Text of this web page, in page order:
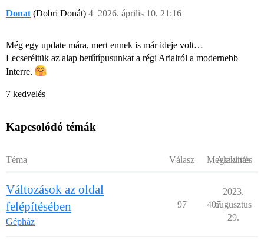
Donat (Dobri Donát) 2026. április 10. 21:16
4
Még egy update mára, mert ennek is már ideje volt…
Lecseréltük az alap betűtípusunkat a régi Arialról a modernebb
Interre.
7 kedvelés
Kapcsolódó témák
Téma Válasz Megtekintés
Aktivitás
Változások az oldal
felépítésében
Gépház
97 407
2023.
augusztus
29.